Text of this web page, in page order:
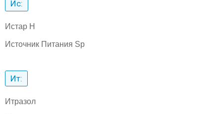
Ис:
Истар H
Источник Питания Sp
Ит:
Итразол